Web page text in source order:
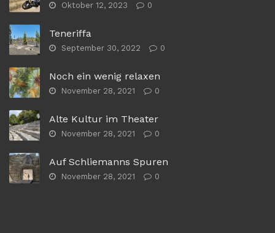
Oktober 12, 2023 0
Teneriffa
September 30, 2022 0
Noch ein wenig relaxen
November 28, 2021 0
Alte Kultur im Theater
November 28, 2021 0
Auf Schliemanns Spuren
November 28, 2021 0